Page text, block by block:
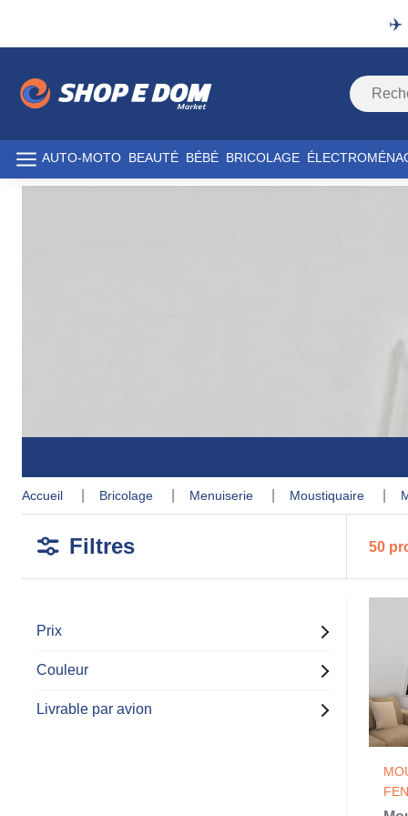
✈️
AUTO-MOTO BEAUTÉ BÉBÉ BRICOLAGE
accueil bricolage menuiserie moustiquaire
Filtres 50
Prix
Couleur
Livrable par avion